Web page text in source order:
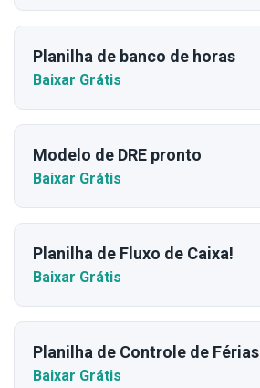
Planilha de banco de horas
Baixar Grátis
Modelo de DRE pronto
Baixar Grátis
Planilha de Fluxo de Caixa!
Baixar Grátis
Planilha de Controle de Férias
Baixar Grátis